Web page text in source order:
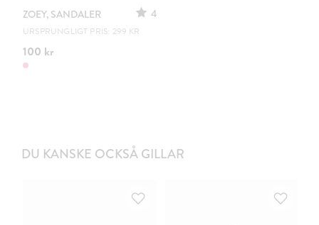
ZOEY, SANDALER 4
URSPRUNGLIGT PRIS: 299 KR
100 kr
DU KANSKE OCKSÅ GILLAR